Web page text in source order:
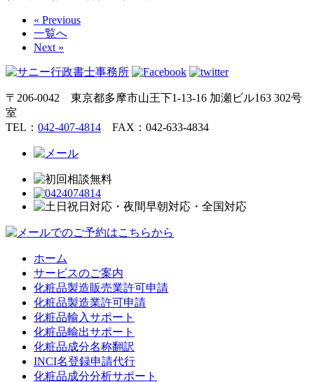
« Previous
一覧へ
Next »
〒206-0042 東京都多摩市山王下1-13-16 加瀬ビル163 302号
室
TEL： 042-407-4814 FAX：042-633-4834
ホーム
サービスのご案内
化粧品製造販売業許可申請
化粧品製造業許可申請
化粧品輸入サポート
化粧品輸出サポート
化粧品成分名称翻訳
INCI名登録申請代行
化粧品成分分析サポート